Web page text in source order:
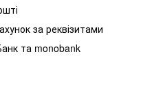
за реквізитами
та monobank